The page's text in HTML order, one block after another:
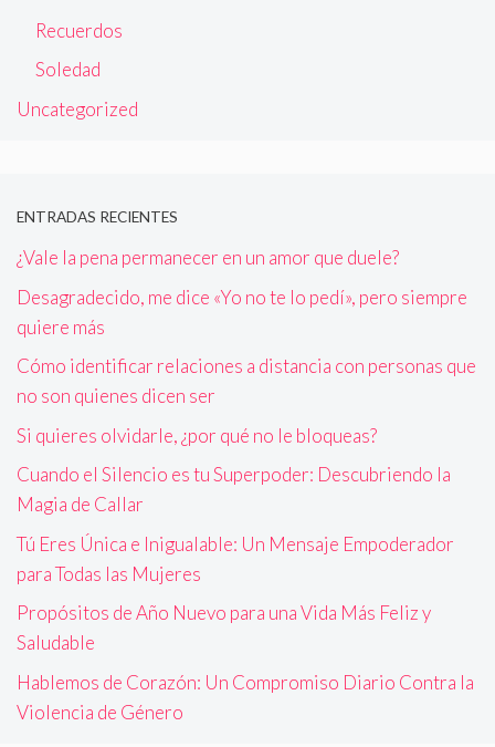
Recuerdos
Soledad
Uncategorized
ENTRADAS RECIENTES
¿Vale la pena permanecer en un amor que duele?
Desagradecido, me dice «Yo no te lo pedí», pero siempre
quiere más
Cómo identificar relaciones a distancia con personas que
no son quienes dicen ser
Si quieres olvidarle, ¿por qué no le bloqueas?
Cuando el Silencio es tu Superpoder: Descubriendo la
Magia de Callar
Tú Eres Única e Inigualable: Un Mensaje Empoderador
para Todas las Mujeres
Propósitos de Año Nuevo para una Vida Más Feliz y
Saludable
Hablemos de Corazón: Un Compromiso Diario Contra la
Violencia de Género